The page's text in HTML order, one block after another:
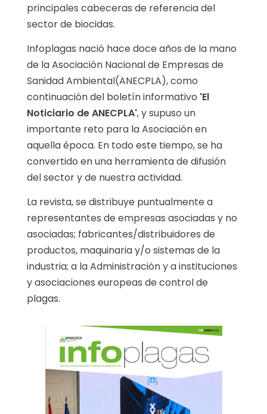
principales cabeceras de referencia del
sector de biocidas.
Infoplagas nació hace doce años de la mano
de la Asociación Nacional de Empresas de
Sanidad Ambiental(ANECPLA), como
continuación del boletín informativo 'El
Noticiario de ANECPLA', y supuso un
importante reto para la Asociación en
aquella época. En todo este tiempo, se ha
convertido en una herramienta de difusión
del sector y de nuestra actividad.
La revista, se distribuye puntualmente a
representantes de empresas asociadas y no
asociadas; fabricantes/distribuidores de
productos, maquinaria y/o sistemas de la
industria; a la Administración y a instituciones
y asociaciones europeas de control de
plagas.